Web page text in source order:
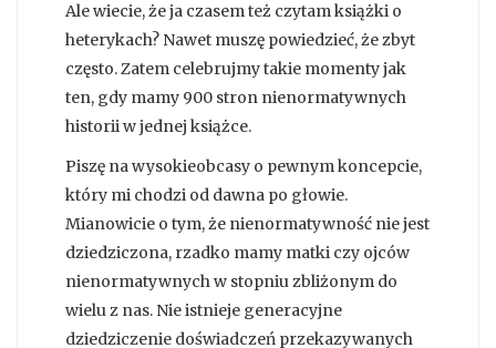
Ale wiecie, że ja czasem też czytam książki o
heterykach? Nawet muszę powiedzieć, że zbyt
często. Zatem celebrujmy takie momenty jak
ten, gdy mamy 900 stron nienormatywnych
historii w jednej książce.
Piszę na wysokieobcasy o pewnym koncepcie,
który mi chodzi od dawna po głowie.
Mianowicie o tym, że nienormatywność nie jest
dziedziczona, rzadko mamy matki czy ojców
nienormatywnych w stopniu zbliżonym do
wielu z nas. Nie istnieje generacyjne
dziedziczenie doświadczeń przekazywanych